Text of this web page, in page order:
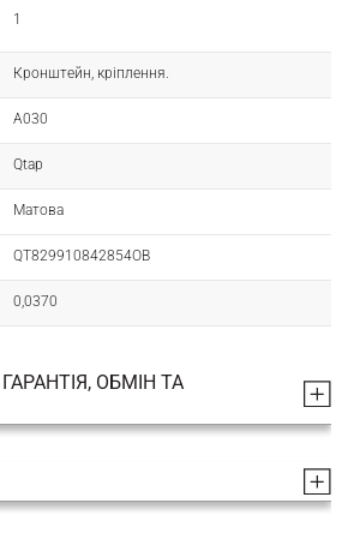
1
Кронштейн, кріплення.
A030
Qtap
Матова
QT829910842854OB
0,0370
ОБМІН ТА